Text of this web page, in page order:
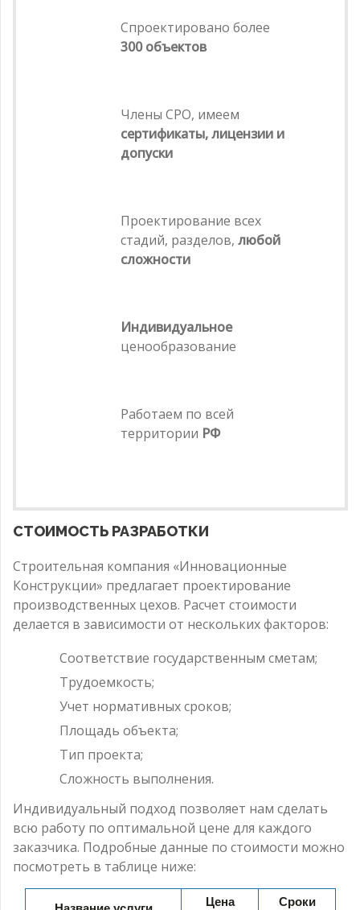
Спроектировано более
300 объектов
Члены СРО, имеем
сертификаты, лицензии и
допуски
Проектирование всех
стадий, разделов, любой
сложности
Индивидуальное
ценообразование
Работаем по всей
территории РФ
СТОИМОСТЬ РАЗРАБОТКИ
Строительная компания «Инновационные
Конструкции» предлагает проектирование
производственных цехов. Расчет стоимости
делается в зависимости от нескольких факторов:
Соответствие государственным сметам;
Трудоемкость;
Учет нормативных сроков;
Площадь объекта;
Тип проекта;
Сложность выполнения.
Индивидуальный подход позволяет нам сделать
всю работу по оптимальной цене для каждого
заказчика. Подробные данные по стоимости можно
посмотреть в таблице ниже:
Цена
Сроки